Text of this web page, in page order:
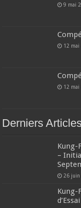
9 mai
12 mai
12 mai
Derniers
Kung-
–
26 juin
Kung-